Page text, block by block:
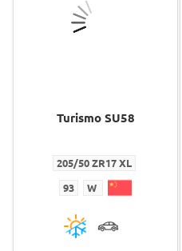
Turismo SU58
205/50 ZR17 XL
93 W